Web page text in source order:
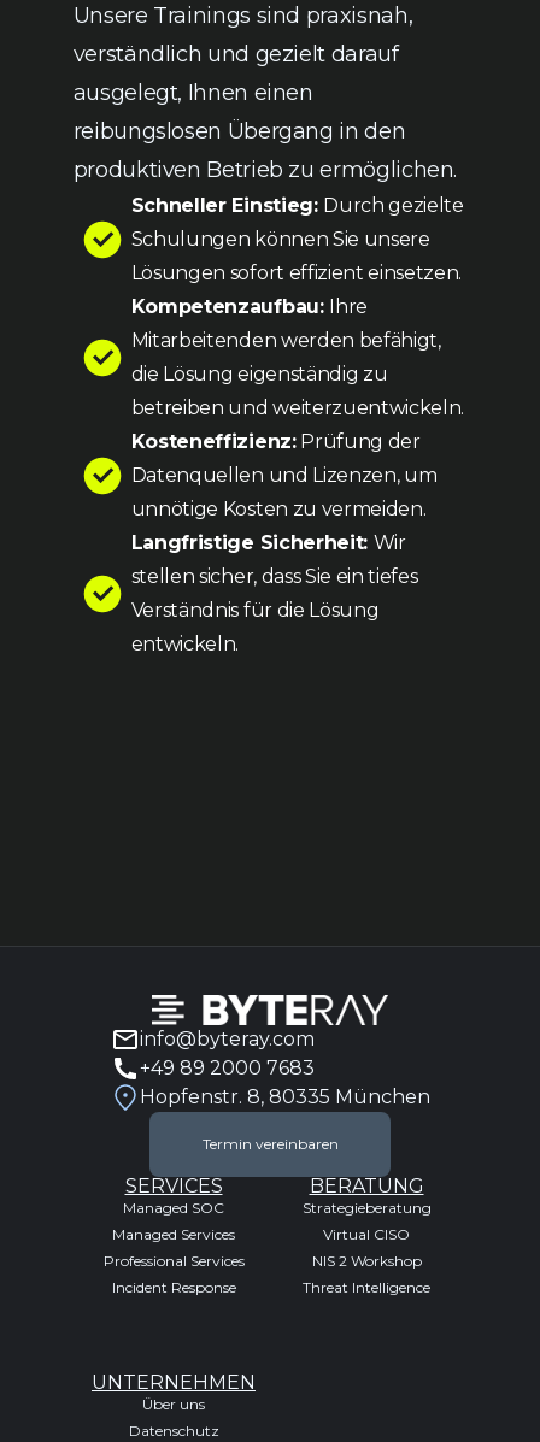
Unsere Trainings sind praxisnah,
verständlich und gezielt darauf
ausgelegt, Ihnen einen
reibungslosen Übergang in den
produktiven Betrieb zu ermöglichen.
Schneller Einstieg: Durch gezielte
Schulungen können Sie unsere
Lösungen sofort effizient einsetzen.
Kompetenzaufbau: Ihre
Mitarbeitenden werden befähigt,
die Lösung eigenständig zu
betreiben und weiterzuentwickeln.
Kosteneffizienz:Prüfung der
Datenquellen und Lizenzen, um
unnötige Kosten zu vermeiden.
Langfristige Sicherheit: Wir
stellen sicher, dass Sie ein tiefes
Verständnis für die Lösung
entwickeln.
info@byteray.com
+49 89 2000 7683
Hopfenstr. 8, 80335 München
Termin vereinbaren
SERVICES
Managed SOC
Managed Services
Professional Services
Incident Response
BERATUNG
Strategieberatung
Virtual CISO
NIS 2 Workshop
Threat Intelligence
UNTERNEHMEN
Über uns
Datenschutz